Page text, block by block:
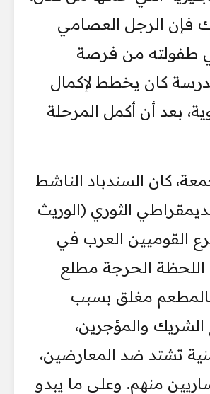
فإن الرجل العصامي
طفولته من فرصة
كان يخطط لإكمال
بعد أن أكمل المرحلة
كان السندباد الناشط
الثوري (الوريث
القوميين العرب في
الحرجة مطلع
فالمطعم مغلق بسبب
والمؤجرين،
تشتد ضد المعارضين،
منهم. وعلى ما يبدو